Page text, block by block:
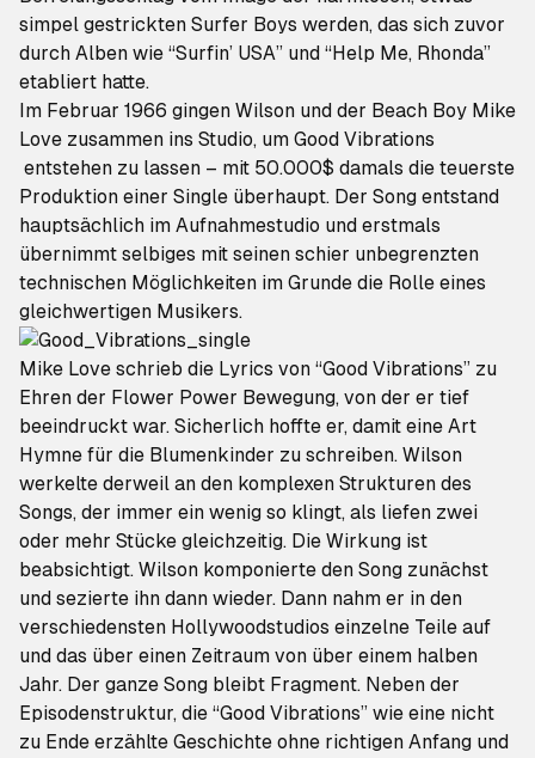
simpel gestrickten Surfer Boys werden, das sich zuvor
durch Alben wie “Surfin’ USA” und “Help Me, Rhonda”
etabliert hatte.
Im Februar 1966 gingen Wilson und der Beach Boy Mike
Love zusammen ins Studio, um Good Vibrations
entstehen zu lassen – mit 50.000$ damals die teuerste
Produktion einer Single überhaupt. Der Song entstand
hauptsächlich im Aufnahmestudio und erstmals
übernimmt selbiges mit seinen schier unbegrenzten
technischen Möglichkeiten im Grunde die Rolle eines
gleichwertigen Musikers.
Mike Love schrieb die Lyrics von “Good Vibrations” zu
Ehren der Flower Power Bewegung, von der er tief
beeindruckt war. Sicherlich hoffte er, damit eine Art
Hymne für die Blumenkinder zu schreiben. Wilson
werkelte derweil an den komplexen Strukturen des
Songs, der immer ein wenig so klingt, als liefen zwei
oder mehr Stücke gleichzeitig. Die Wirkung ist
beabsichtigt. Wilson komponierte den Song zunächst
und sezierte ihn dann wieder. Dann nahm er in den
verschiedensten Hollywoodstudios einzelne Teile auf
und das über einen Zeitraum von über einem halben
Jahr. Der ganze Song bleibt Fragment. Neben der
Episodenstruktur, die “Good Vibrations” wie eine nicht
zu Ende erzählte Geschichte ohne richtigen Anfang und